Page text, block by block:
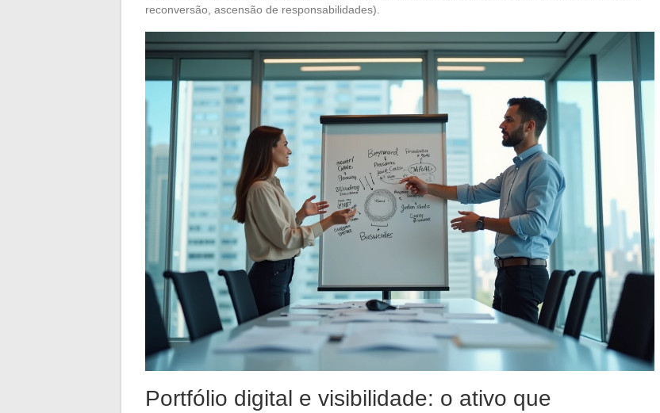
reconversão, ascensão de responsabilidades).
Portfólio digital e visibilidade: o ativo que